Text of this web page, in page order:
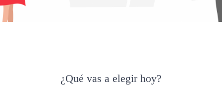
¿Qué vas a elegir hoy?